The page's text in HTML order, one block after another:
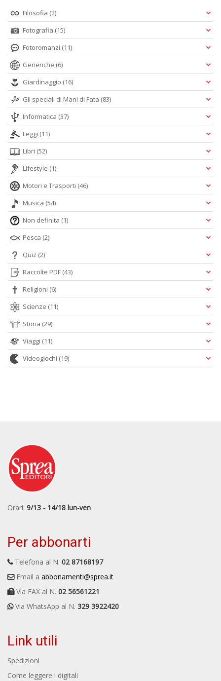
Filosofia (2)
Fotografia (15)
Fotoromanzi (11)
Generiche (6)
Giardinaggio (16)
Gli speciali di Mani di Fata (83)
Informatica (37)
Leggi (11)
Libri (52)
Lifestyle (1)
Motori e Trasporti (46)
Musica (54)
Non definita (1)
Pesca (2)
Quiz (2)
Raccolte PDF (43)
Religioni (6)
Scienze (11)
Storia (29)
Viaggi (11)
Videogiochi (19)
Orari: 9/13 - 14/18 lun-ven
Per abbonarti
Telefona al N. 02 87168197
Email a abbonamenti@sprea.it
Via FAX al N. 02 56561221
Via WhatsApp al N. 329 3922420
Link utili
Spedizioni
Come leggere i digitali